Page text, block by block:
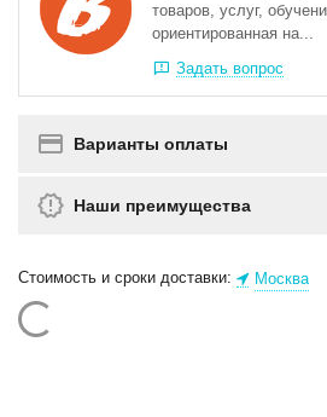
товаров, услуг,
ориентированная на...
Задать вопрос
Варианты оплаты
Наши преимущества
Стоимость и сроки доставки: Москва